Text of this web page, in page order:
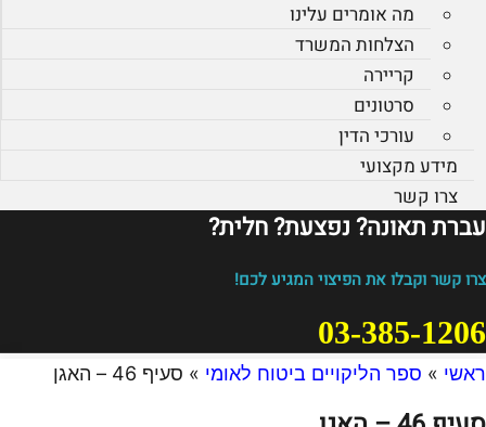
מה אומרים עלינו
הצלחות המשרד
קריירה
סרטונים
עורכי הדין
מידע מקצועי
צרו קשר
עברת תאונה? נפצעת? חלית?​
צרו קשר וקבלו את הפיצוי המגיע לכם!
03-385-1206
ראשי » ספר הליקויים ביטוח לאומי » סעיף 46 – האגן